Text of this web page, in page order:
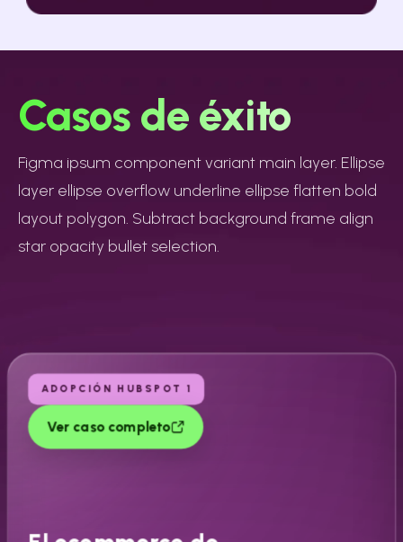
Casos de éxito
Figma ipsum component variant main layer. Ellipse
layer ellipse overflow underline ellipse flatten bold
layout polygon. Subtract background frame align
star opacity bullet selection.
ADOPCIÓN HUBSPOT 1
Ver caso completo